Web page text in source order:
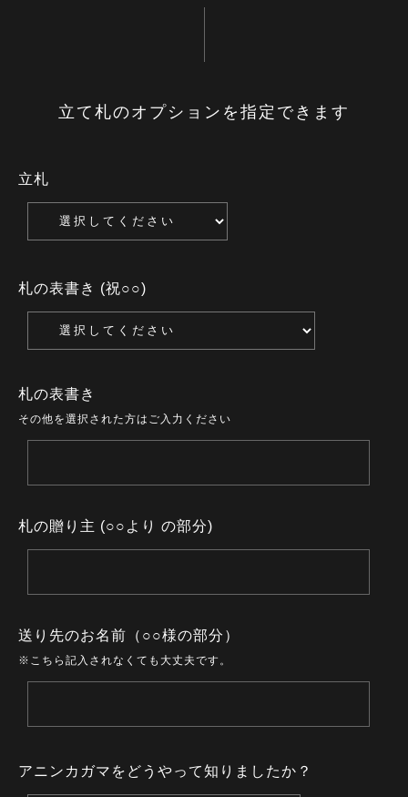
立て札のオプションを指定できます
立札
札の表書き (祝○○)
札の表書き
その他を選択された方はご入力ください
札の贈り主 (○○より の部分)
送り先のお名前（○○様の部分）
※こちら記入されなくても大丈夫です。
アニンカガマをどうやって知りましたか？